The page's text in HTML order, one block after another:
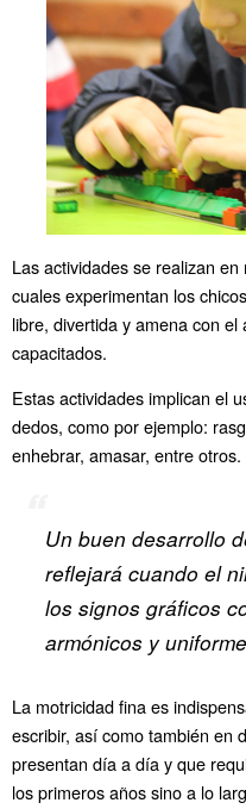
Las actividades se realizan
cuales experimentan los
libre, divertida y amena con
capacitados.
Estas actividades implican el
dedos, como por ejemplo:
enhebrar, amasar, entre otros.
Un buen desarrollo
reflejará cuando el
los signos gráficos
armónicos y
La motricidad fina es
escribir, así como también en
presentan día a día y que
los primeros años sino a lo